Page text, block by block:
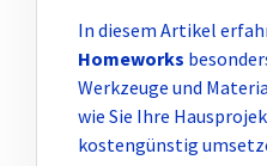
In diesem Artikel
Homeworks
Werkzeuge und
wie Sie Ihre
kostengünstig